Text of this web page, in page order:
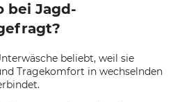
bei Jagd-
beliebt, weil sie
Tragekomfort in wechselnden